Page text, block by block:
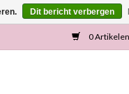
0
Dit bericht verbergen